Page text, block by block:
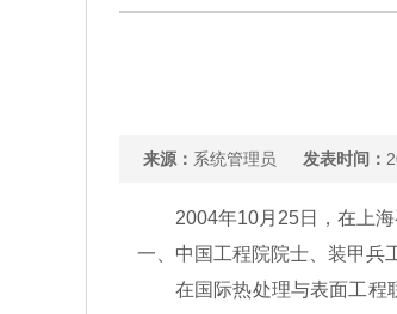
来源： 系统管理员 发表时间：
2004年10月25日，在上海
一、中国工程院院士、装甲兵
在国际热处理与表面工程联